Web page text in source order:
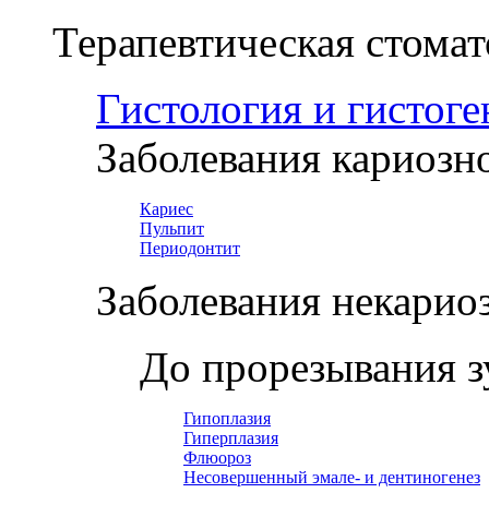
Терапевтическая
Гистология и
Заболевания
Кариес
Пульпит
Периодонтит
Заболевания
До прорезывания
Гипоплазия
Гиперплазия
Флюороз
Несовершенный эмале- и дентиногенез